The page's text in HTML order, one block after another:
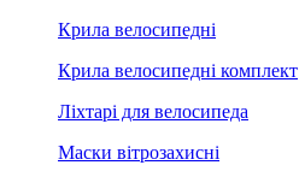
Крила велосипедні
Крила велосипедні комплект
Ліхтарі для велосипеда
Маски вітрозахисні